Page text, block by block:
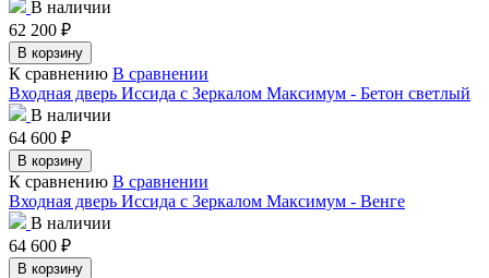
В наличии
62 200 ₽
В корзину
К сравнению В сравнении
Входная дверь Иссида с Зеркалом Максимум - Бетон светлый
В наличии
64 600 ₽
В корзину
К сравнению В сравнении
Входная дверь Иссида с Зеркалом Максимум - Венге
В наличии
64 600 ₽
В корзину